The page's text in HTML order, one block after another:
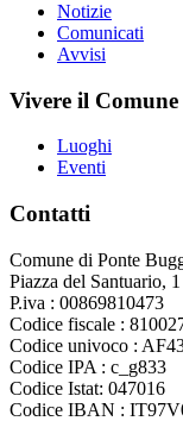
Notizie
Comunicati
Avvisi
Vivere il Comune
Luoghi
Eventi
Contatti
Comune di Ponte
Piazza del Santuario, 1
P.iva : 00869810473
Codice fiscale :
Codice univoco :
Codice IPA : c_g833
Codice Istat: 047016
Codice IBAN :